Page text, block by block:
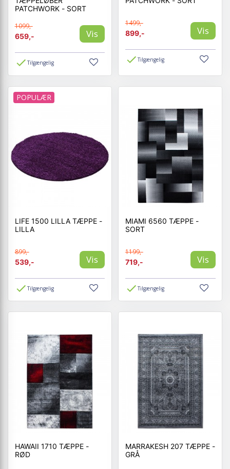
PATCHWORK - SORT
1099,-
659,-
Vis
Tilgængelig
1499,-
899,-
Vis
Tilgængelig
POPULÆR
LIFE 1500 LILLA TÆPPE -
LILLA
899,-
539,-
Vis
Tilgængelig
MIAMI 6560 TÆPPE -
SORT
1199,-
719,-
Vis
Tilgængelig
HAWAII 1710 TÆPPE -
RØD
MARRAKESH 207 TÆPPE -
GRÅ